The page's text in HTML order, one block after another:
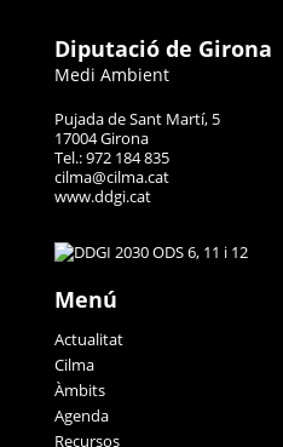
Diputació de Girona
Medi Ambient
Pujada de Sant Martí, 5
17004 Girona
Tel.: 972 184 835
cilma@cilma.cat
www.ddgi.cat
Menú
Actualitat
Cilma
Àmbits
Agenda
Recursos